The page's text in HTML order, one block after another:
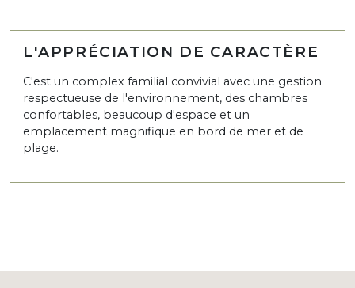
L'APPRÉCIATION DE CARACTÈRE
C'est un complex familial convivial avec une gestion
respectueuse de l'environnement, des chambres
confortables, beaucoup d'espace et un
emplacement magnifique en bord de mer et de
plage.